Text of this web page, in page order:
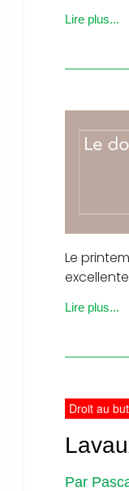
Lire plus...
Le
Lire plus...
Droit au but
Par